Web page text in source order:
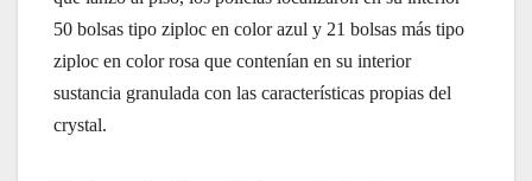
50 bolsas tipo ziploc en color azul y 21 bolsas más tipo
ziploc en color rosa que contenían en su interior
sustancia granulada con las características propias del
crystal.